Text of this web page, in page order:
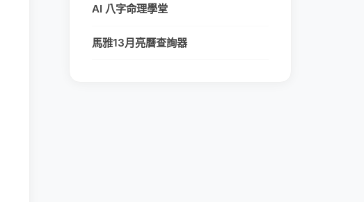
AI 八字命理學堂
馬雅13月亮曆查詢器